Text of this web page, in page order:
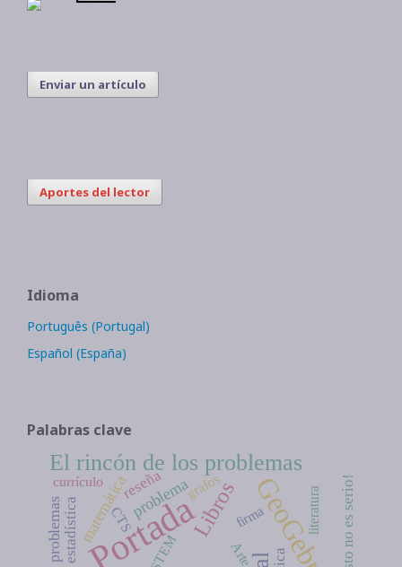
Enviar un artículo
Aportes del lector
Idioma
Português (Portugal)
Español (España)
Palabras clave
Portada GeoGebra
El rincón de los problemas
Libros
matemáticaproblema
estadística ¡Esto no es serio!
reseña
STEM
firma
Arte
currículo
CTS literatura
grafos